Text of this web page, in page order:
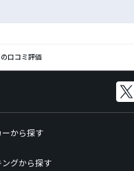
口コミ評価
ーから探す
ングから探す